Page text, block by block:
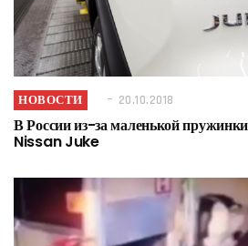
НОВОСТИ 20.10.2018
В России из-за маленькой
Nissan Juke